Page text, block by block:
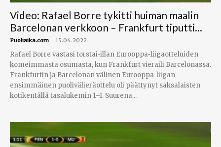
Video: Rafael Borre tykitti huiman maalin
Barcelonan verkkoon – Frankfurt tiputti...
Puoliaika.com - 15.04.2022
Rafael Borre vastasi torstai-illan Eurooppa-liigaotteluiden
komeimmasta osumasta, kun Frankfurt vieraili Barcelonassa.
Frankfurtin ja Barcelonan välinen Eurooppa-liigan
ensimmäinen puolivälieräottelu oli päättynyt saksalaisten
kotikentällä tasalukemin 1–1. Suurena...